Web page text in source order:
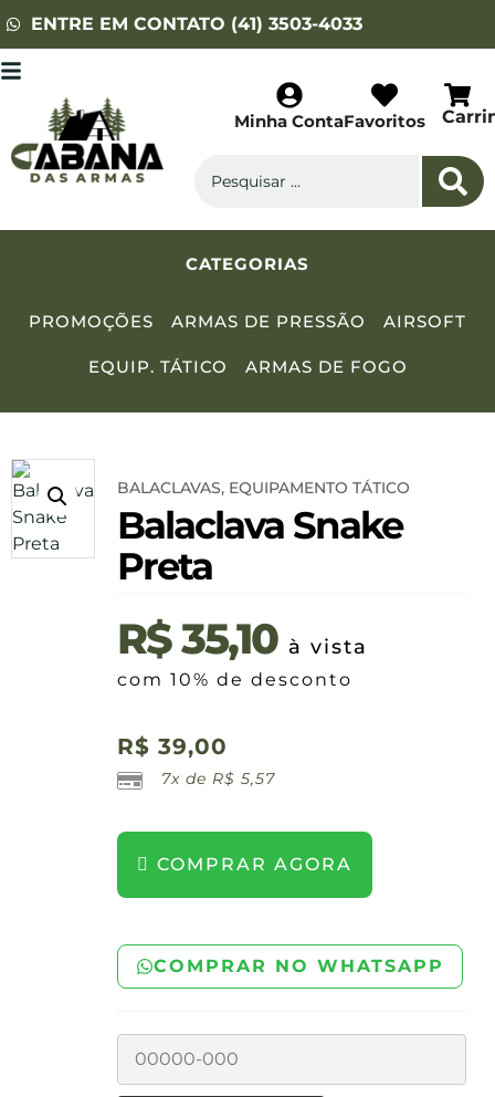
ENTRE EM CONTATO (41) 3503-4033
Minha ContaFavoritos
CATEGORIAS
PROMOÇÕES ARMAS DE PRESSÃO AIRSOFT
EQUIP. TÁTICO ARMAS DE FOGO
BALACLAVAS, EQUIPAMENTO TÁTICO
Balaclava Snake
Preta
R$35,10 à vista
com 10% de desconto
R$ 39,00
7x de R$ 5,57
COMPRAR AGORA
COMPRAR NO WHATSAPP